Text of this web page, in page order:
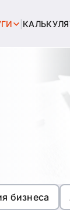
бизнеса